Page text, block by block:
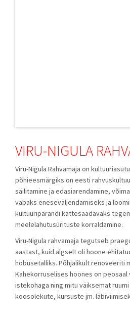
VIRU-NIGULA
Viru-Nigula Rahvamaja on
põhieesmärgiks on eesti
säilitamine ja edasiarendamine,
vabaks eneseväljendamiseks ja
kultuuripärandi kättesaadavaks
meelelahutusürituste korraldamine.
Viru-Nigula rahvamaja tegutseb
aastast, kuid algselt oli hoone
hobusetalliks. Põhjalikult renoveeriti
Kahekorruselises hoones on peosaal
istekohaga ning mitu väiksemat
koosolekute, kursuste jm.